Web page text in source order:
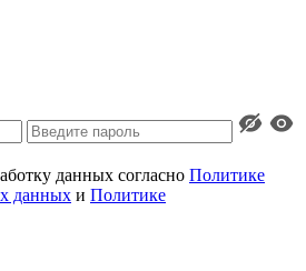
данных согласно Политике
данных и Политике